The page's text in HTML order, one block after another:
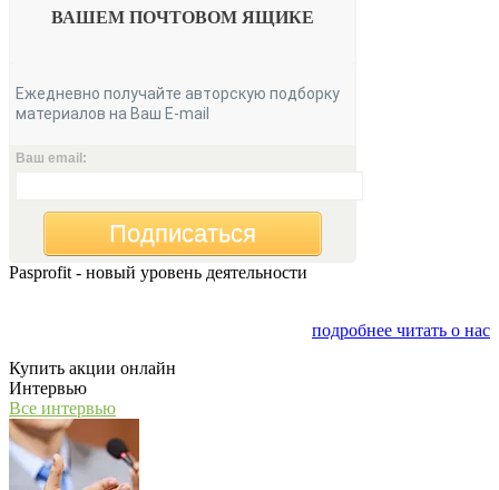
ВАШЕМ ПОЧТОВОМ ЯЩИКЕ
Ежедневно получайте авторскую подборку
материалов на Ваш E-mail
Ваш email:
Подписаться
Pasprofit - новый уровень деятельности
подробнее читать о нас
Купить акции онлайн
Интервью
Все интервью